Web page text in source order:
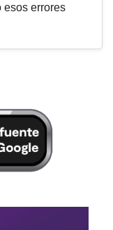
esos errores